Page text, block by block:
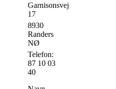
Garnisonsvej
17
8930
Randers
NØ
Telefon:
87 10 03
40